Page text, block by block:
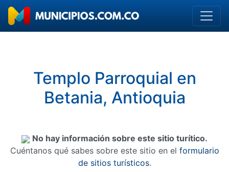
Templo Parroquial en
Betania, Antioquia
No hay información sobre este sitio turítico.
Cuéntanos qué sabes sobre este sitio en el formulario
de sitios turísticos.